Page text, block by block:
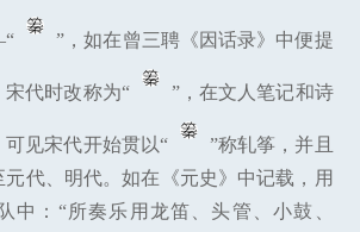
”，如在曾三聘《因话录》中便提
代时改称为“ ”，在文人笔记和诗
见宋代开始贯以“
”称轧筝，并且
代、明代。如在《元史》中记载，用
中：“所奏乐用龙笛、头管、小鼓、